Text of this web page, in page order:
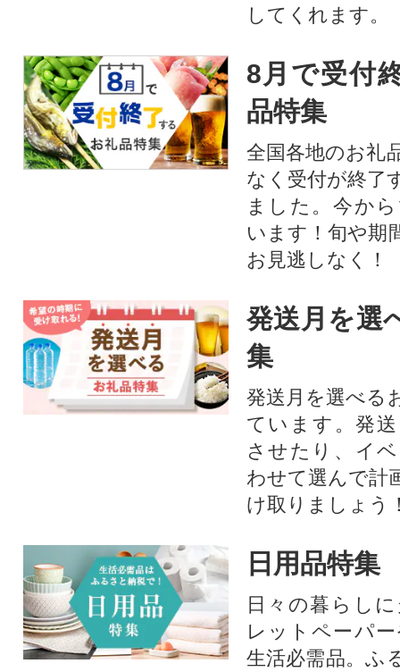
してくれます。
8月で受付
品特集
全国各地のお礼
なく受付が終了
ました。今か
います！旬や期
お見逃しなく！
発送月を選
集
発送月を選べる
ています。発
させたり、イ
わせて選んで計
け取りましょう
日用品特集
日々の暮らし
レットペーパ
生活必需品。ふ